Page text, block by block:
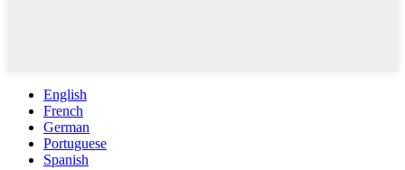
English
French
German
Portuguese
Spanish